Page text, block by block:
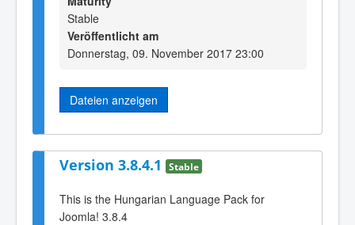
Stable
Veröffentlicht am
Donnerstag, 09. November 2017 23:00
Dateien anzeigen
Version 3.8.4.1 Stable
This is the Hungarian Language Pack for
Joomla! 3.8.4